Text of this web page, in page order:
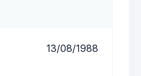
13/08/1988